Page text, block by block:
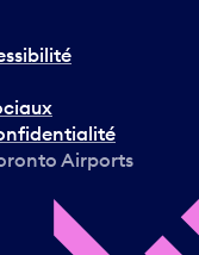
Airports